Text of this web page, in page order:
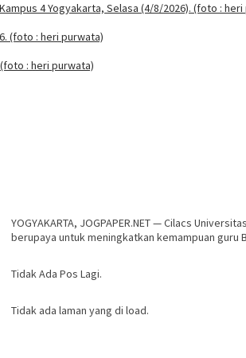
YOGYAKARTA, JOGPAPER.NET — Cilacs
berupaya untuk meningkatkan kemampuan guru
Tidak Ada Pos Lagi.
Tidak ada laman yang di load.